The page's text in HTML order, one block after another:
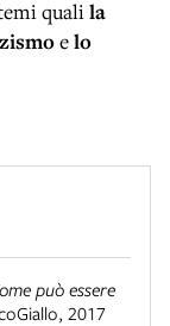
qualila
elo
può essere
, 2017